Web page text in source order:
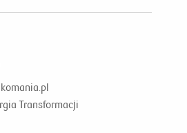
Transformacji